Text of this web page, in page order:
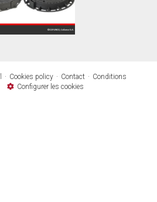
Cookies policy Contact
Conditions
Configurer les cookies